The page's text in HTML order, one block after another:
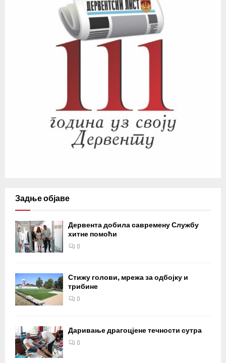
Задње објаве
Дервента добила савремену Службу
хитне помоћи
0
Стижу голови, мрежа за одбојку и
трибине
0
Даривање драгоцјене течности сутра
0